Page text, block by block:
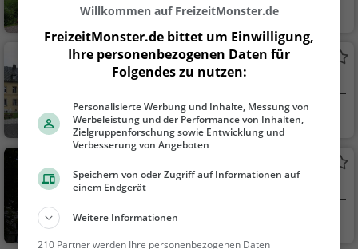
Lübbecke
Familie & Kinder,
Sehenswürdigkeit
Schloss Crollage
Adelssitz in Preußisch Oldendorf
Preußisch Oldend
orf
Familie & Kinder,
Sehenswürdigkeit
Adelssitz in Lübbecke
Lübbecke
Sehenswürdigkeit
Willkommen auf FreizeitMonster.de
FreizeitMonster.de bittet um Einwilligung,
Ihre personenbezogenen Daten für
Folgendes zu nutzen:
Personalisierte Werbung und Inhalte, Messung von
Werbeleistung und der Performance von Inhalten,
Zielgruppenforschung sowie Entwicklung und
Verbesserung von Angeboten
Speichern von oder Zugriff auf Informationen auf
einem Endgerät
Weitere Informationen
210 Partner werden Ihre personenbezogenen Daten